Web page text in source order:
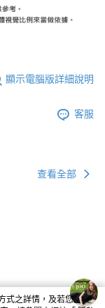
顯示電腦版詳細說明
客服
查看全部
式之詳情，及若您不希